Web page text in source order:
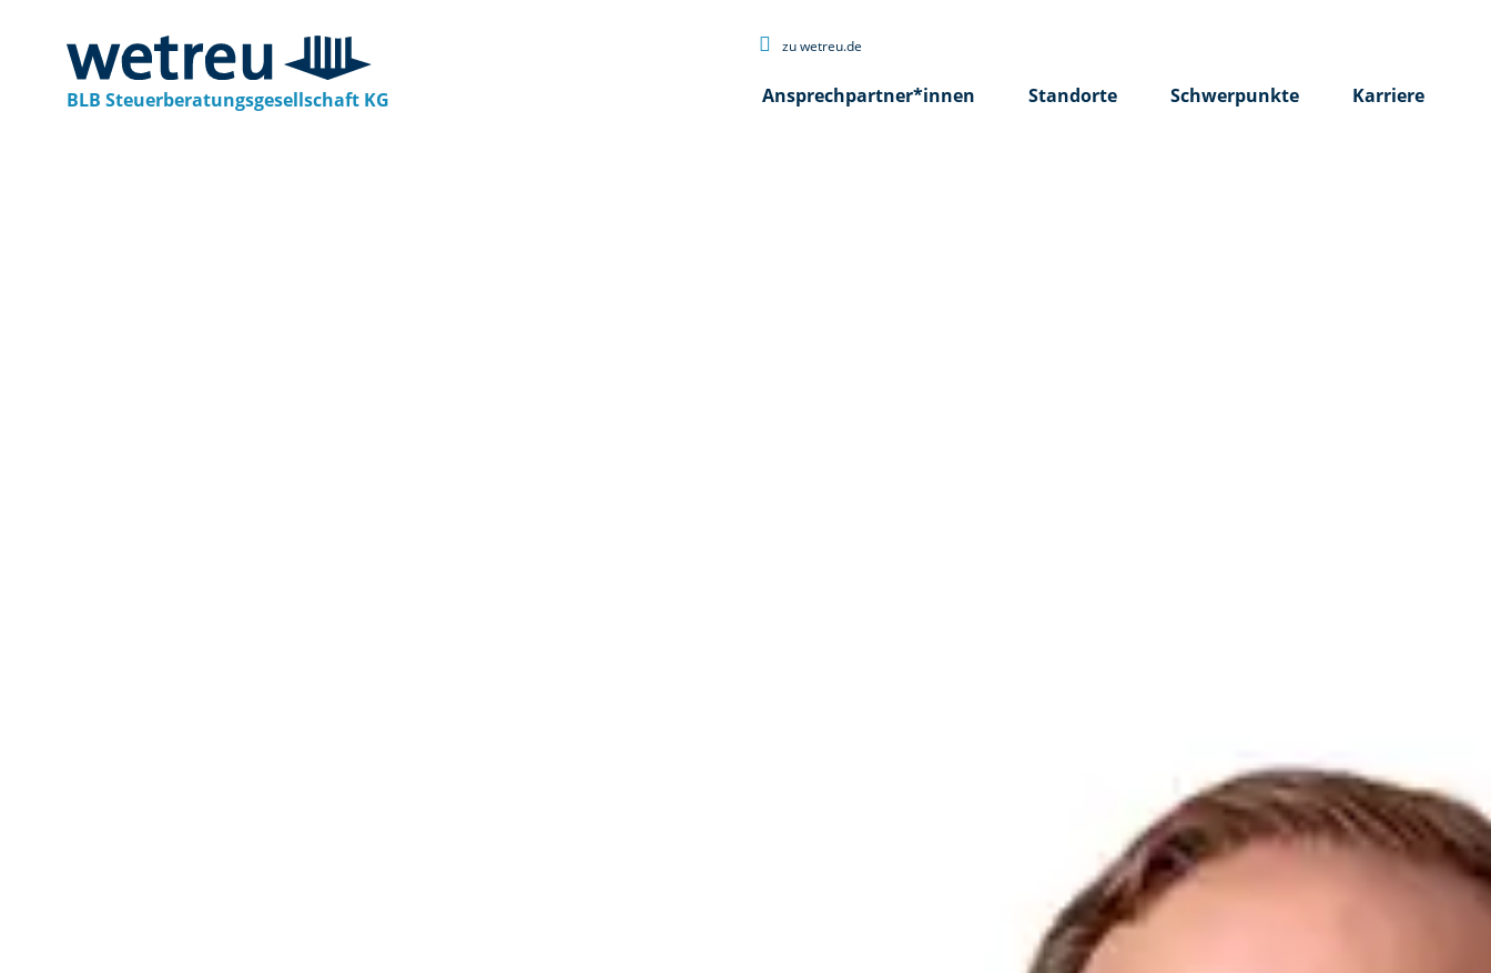
BLB Steuerberatungsgesellschaft KG
 zu wetreu.de
Ansprechpartner*innen Standorte Schwerpunkte Karriere